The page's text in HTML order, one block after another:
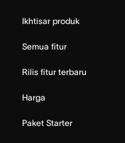
Ikhtisar produk
Semua fitur
Rilis fitur terbaru
Harga
Paket Starter